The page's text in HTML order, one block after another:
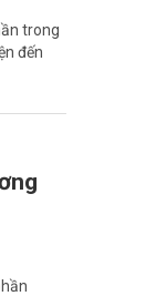
trong
đến